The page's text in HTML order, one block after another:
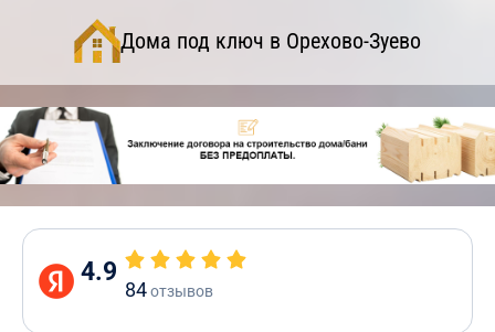
Дома под ключ в Орехово-Зуево
4.9
84отзывов